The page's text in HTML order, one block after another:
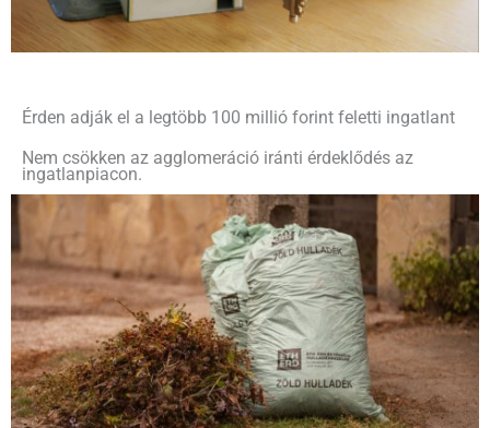
Érden adják el a legtöbb 100 millió forint feletti ingatlant
Nem csökken az agglomeráció iránti érdeklődés az
ingatlanpiacon.